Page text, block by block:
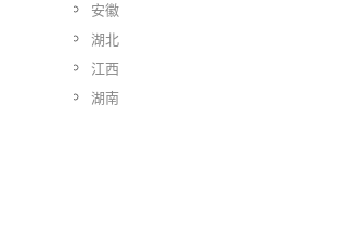
安徽
湖北
江西
湖南